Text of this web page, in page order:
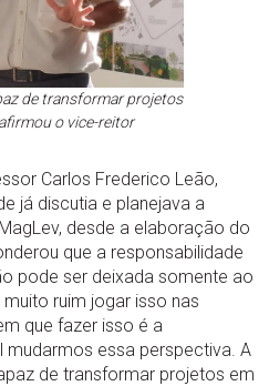
de transformar projetos
o vice-reitor
Carlos Frederico Leão,
já discutia e planejava a
desde a elaboração do
que a responsabilidade
pode ser deixada somente ao
ruim jogar isso nas
que fazer isso é a
mudarmos essa perspectiva. A
de transformar projetos em